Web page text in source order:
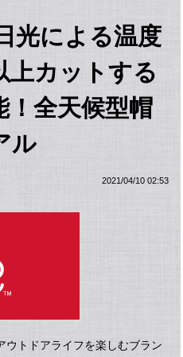
光による温度
上カットする
！全天候型帽
ル
2021/04/10 02:53
ウトドアライフを楽しむブラン